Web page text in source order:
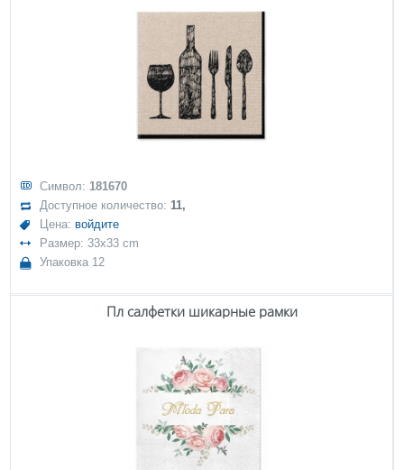
Символ: 181670
Доступное количество:11,
Цена: войдите
Размер: 33x33 cm
Упаковка 12
Пл салфетки шикарные рамки